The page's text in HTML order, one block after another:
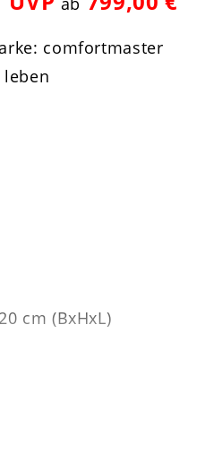
comfortmaster
leben
cm (BxHxL)